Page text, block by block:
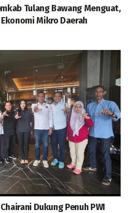
Tulang Bawang Menguat,
Mikro Daerah
Dukung Penuh PWI